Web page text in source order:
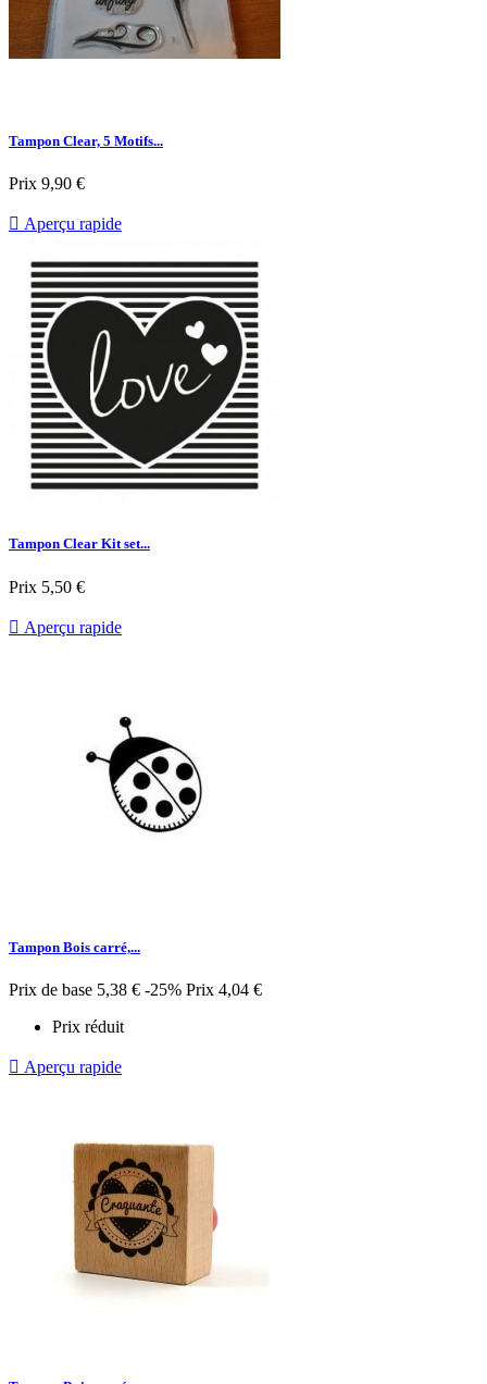
Tampon Clear, 5 Motifs...
Prix 9,90 €
 Aperçu rapide
Tampon Clear Kit set...
Prix 5,50 €
 Aperçu rapide
Tampon Bois carré,...
Prix de base 5,38 € -25% Prix 4,04 €
Prix réduit
 Aperçu rapide